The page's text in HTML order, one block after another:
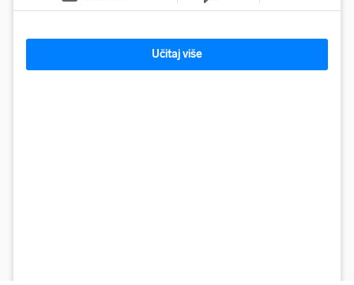
Učitaj više